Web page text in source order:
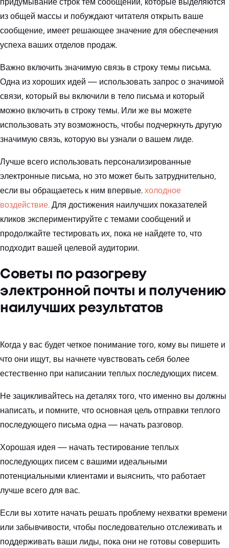
из общей массы и побуждают читателя открыть ваше
сообщение, имеет решающее значение для обеспечения
успеха ваших отделов продаж.
Важно включить значимую связь в строку темы письма.
Одна из хороших идей — использовать запрос о значимой
связи, который вы включили в тело письма и который
можно включить в строку темы. Или же вы можете
использовать эту возможность, чтобы подчеркнуть другую
значимую связь, которую вы узнали о вашем лиде.
Лучше всего использовать персонализированные
электронные письма, но это может быть затруднительно,
если вы обращаетесь к ним впервые. холодное
воздействие. Для достижения наилучших показателей
кликов экспериментируйте с темами сообщений и
продолжайте тестировать их, пока не найдете то, что
подходит вашей целевой аудитории.
Советы по разогреву
электронной почты и получению
наилучших результатов
Когда у вас будет четкое понимание того, кому вы пишете и
что они ищут, вы начнете чувствовать себя более
естественно при написании теплых последующих писем.
Не зацикливайтесь на деталях того, что именно вы должны
написать, и помните, что основная цель отправки теплого
последующего письма одна — начать разговор.
Хорошая идея — начать тестирование теплых
последующих писем с вашими идеальными
потенциальными клиентами и выяснить, что работает
лучше всего для вас.
Если вы хотите начать решать проблему нехватки времени
или забывчивости, чтобы последовательно отслеживать и
поддерживать ваши лиды, пока они не готовы совершить